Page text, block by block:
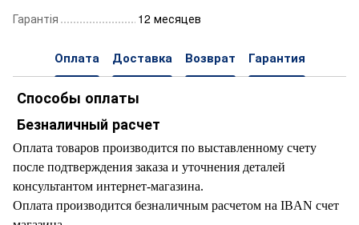
Гарантія
12 месяцев
Оплата Доставка Возврат Гарантия
Способы оплаты
Безналичный расчет
Оплата товаров производится по выставленному счету
после подтверждения заказа и уточнения деталей
консультантом интернет-магазина.
Оплата производится безналичным расчетом на IBAN счет